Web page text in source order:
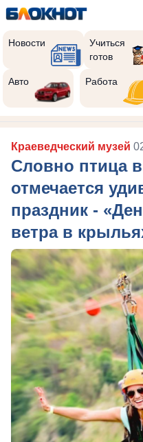
Новости
Учиться
готов
Авто Работа
Краеведческий музей
Словно птица
отмечается
праздник -
ветра в